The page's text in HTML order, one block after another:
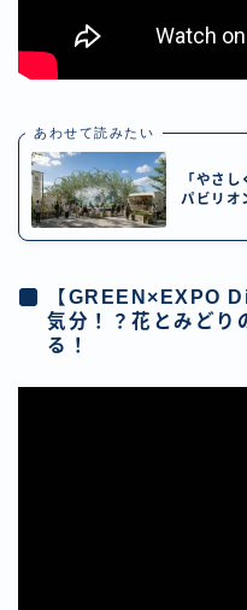
あわせて読みたい
「やさ
パビリオ
【GREEN×EXPO
気分！？花とみどり
る！